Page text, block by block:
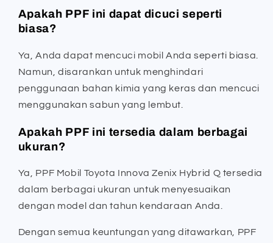
Apakah PPF ini dapat dicuci seperti
biasa?
Ya, Anda dapat mencuci mobil Anda seperti biasa.
Namun, disarankan untuk menghindari
penggunaan bahan kimia yang keras dan mencuci
menggunakan sabun yang lembut.
Apakah PPF ini tersedia dalam berbagai
ukuran?
Ya, PPF Mobil Toyota Innova Zenix Hybrid Q tersedia
dalam berbagai ukuran untuk menyesuaikan
dengan model dan tahun kendaraan Anda.
Dengan semua keuntungan yang ditawarkan, PPF